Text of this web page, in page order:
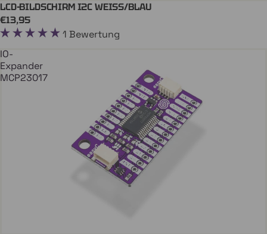
Coming soon
LCD-BILDSCHIRM I2C WEISS/BLAU
€13,95
1 Bewertung
IO-
Expander
MCP23017